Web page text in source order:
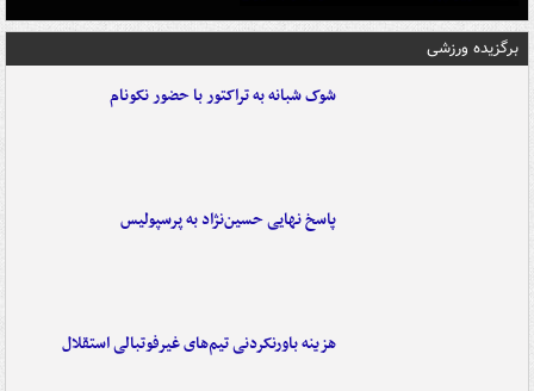
برگزیده ورزشی
شوک شبانه به تراکتور با حضور نکونام
پاسخ نهایی حسین‌نژاد به پرسپولیس
هزینه باورنکردنی تیم‌های غیرفوتبالی استقلال